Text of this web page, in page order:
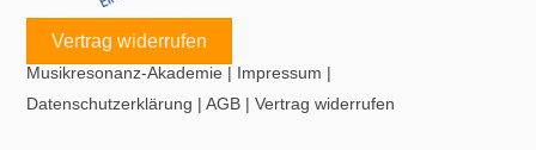
Vertrag widerrufen
Musikresonanz-Akademie | Impressum |
Datenschutzerklärung |AGB |Vertrag widerrufen